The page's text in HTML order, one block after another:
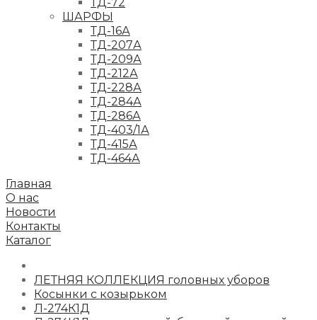
ШАРФЫ
ТД-16А
ТД-207А
ТД-209А
ТД-212А
ТД-228А
ТД-284А
ТД-286А
ТД-403/1А
ТД-415А
ТД-464А
Главная
О нас
Новости
Контакты
Каталог
ЛЕТНЯЯ КОЛЛЕКЦИЯ головных уборов
Косынки с козырьком
Л-274К1Д